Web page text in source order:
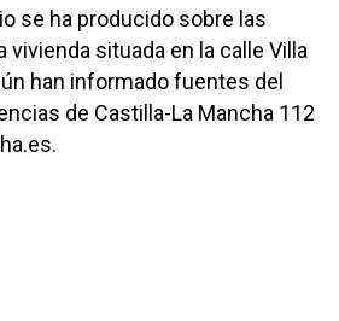
se ha producido sobre las
vivienda situada en la calle Villa
han informado fuentes del
de Castilla-La Mancha 112